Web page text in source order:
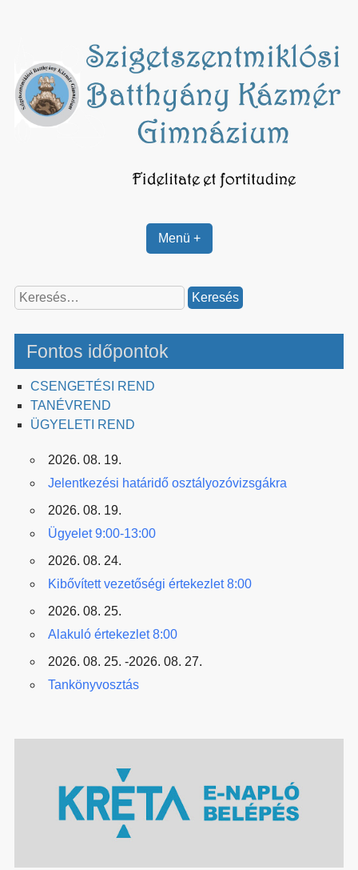
Menü +
Keresés:
Fontos időpontok
CSENGETÉSI REND
TANÉVREND
ÜGYELETI REND
2026. 08. 19.
Jelentkezési határidő osztályozóvizsgákra
2026. 08. 19.
Ügyelet 9:00-13:00
2026. 08. 24.
Kibővített vezetőségi értekezlet 8:00
2026. 08. 25.
Alakuló értekezlet 8:00
2026. 08. 25. -2026. 08. 27.
Tankönyvosztás